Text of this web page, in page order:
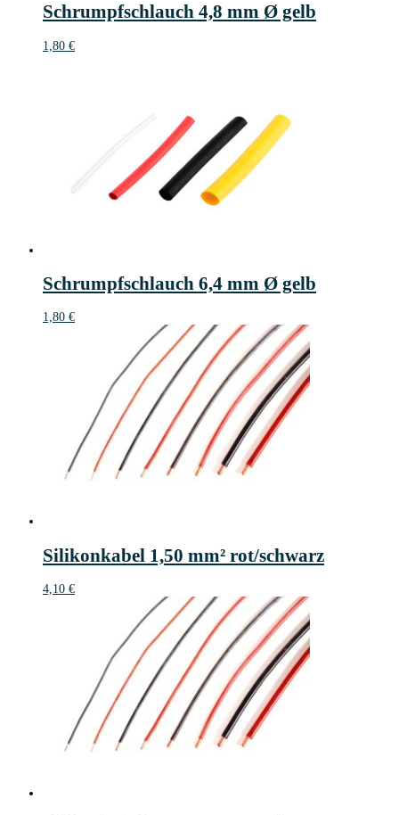
Schrumpfschlauch 4,8 mm Ø gelb
1,80 €
Schrumpfschlauch 6,4 mm Ø gelb
1,80 €
Silikonkabel 1,50 mm² rot/schwarz
4,10 €